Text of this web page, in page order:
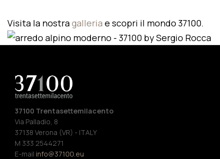
Visita la nostragalleria e scopri il mondo 37100.
37100 Trentasettemilacento
Via Palladio, 8
37138 Verona (VR) - ITALY
M 333 2544271
E-mail info@37100.eu